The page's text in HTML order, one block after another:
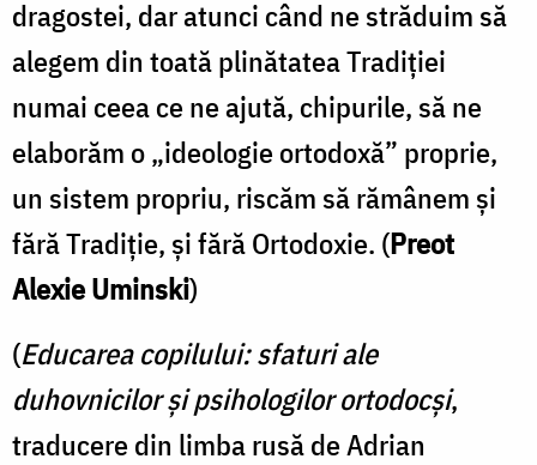
dragostei, dar atunci când ne străduim să
alegem din toată plinătatea Tradiţiei
numai ceea ce ne ajută, chipurile, să ne
elaborăm o „ideologie ortodoxă” proprie,
un sistem propriu, riscăm să rămânem şi
fără Tradiţie, şi fără Ortodoxie. (Preot
Alexie Uminski)
(Educarea copilului: sfaturi ale
duhovnicilor și psihologilor ortodocși,
traducere din limba rusă de Adrian